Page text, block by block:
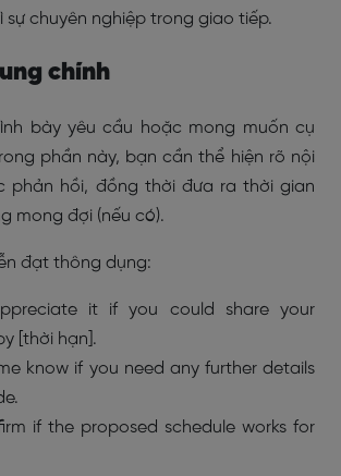
sự chuyên nghiệp trong giao tiếp.
chính
bày yêu cầu hoặc mong muốn cụ
phần này, bạn cần thể hiện rõ nội
phản hồi, đồng thời đưa ra thời gian
mong đợi (nếu có).
đạt thông dụng:
it if you could share your
[thời hạn].
know if you need any further details
if the proposed schedule works for